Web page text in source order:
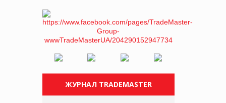
ЖУРНАЛ TRADEMASTER